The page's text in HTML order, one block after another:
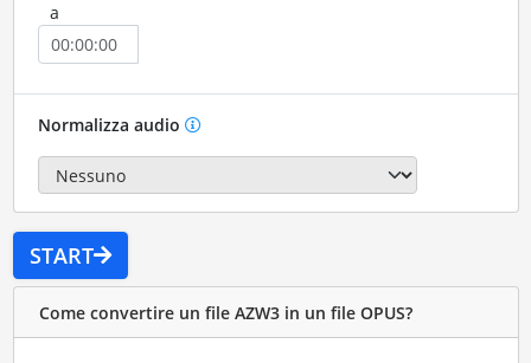
a
Normalizza audio
START
Come convertire un file AZW3 in un file OPUS?